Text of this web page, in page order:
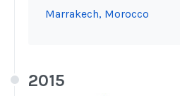
Marrakech, Morocco
2015